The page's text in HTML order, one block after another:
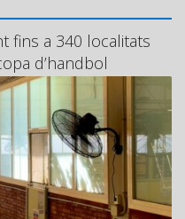
fins a 340 localitats
d’handbol